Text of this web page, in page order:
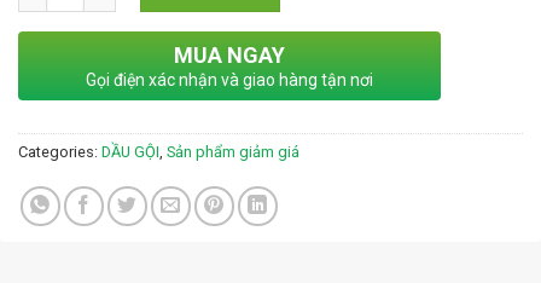
MUA NGAY
Gọi điện xác nhận và giao hàng tận nơi
Categories: DẦU GỘI, Sản phẩm giảm giá